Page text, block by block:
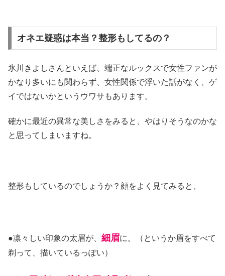
オネエ疑惑は本当？整形もしてるの？
氷川きよしさんといえば、端正なルックスで女性ファンが
かなり多いにも関わらず、女性関係で浮いた話がなく、ゲ
イではないかというウワサもあります。
確かに最近の異常な美しさをみると、やはりそうなのかな
と思ってしまいますね。
整形もしているのでしょうか？顔をよく見てみると、
●凛々しい印象の太眉が、 細眉に。（というか眉をすべて
剃って、描いているっぽい）